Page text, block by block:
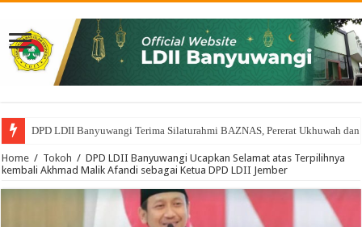
DPD LDII Banyuwangi Terima Silaturahmi BAZNAS, Pererat Ukhuwah dan
Home / Tokoh / DPD LDII Banyuwangi Ucapkan Selamat atas Terpilihnya
kembali Akhmad Malik Afandi sebagai Ketua DPD LDII Jember